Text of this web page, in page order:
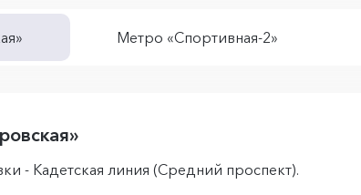
Метро «Спортивная-2»
- Кадетская линия (Средний проспект).